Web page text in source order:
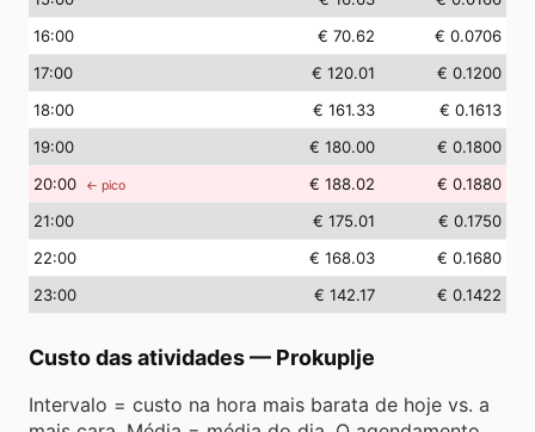
16:00 € 70.62
€ 0.0706
17:00 € 120.01
€ 0.1200
18:00 € 161.33
€ 0.1613
19:00 € 180.00
€ 0.1800
20:00 ← pico € 188.02
€ 0.1880
21:00 € 175.01
€ 0.1750
22:00 € 168.03
€ 0.1680
23:00 € 142.17 € 0.1422
Custo das atividades— Prokuplje
Intervalo = custo na hora mais barata de hoje vs. a